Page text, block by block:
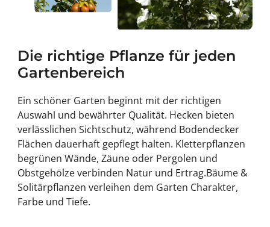
Die richtige Pflanze für jeden
Gartenbereich
Ein schöner Garten beginnt mit der richtigen
Auswahl und bewährter Qualität. Hecken bieten
verlässlichen Sichtschutz, während Bodendecker
Flächen dauerhaft gepflegt halten. Kletterpflanzen
begrünen Wände, Zäune oder Pergolen und
Obstgehölzeverbinden Natur und Ertrag.Bäume &
Solitärpflanzen verleihen dem Garten Charakter,
Farbe und Tiefe.